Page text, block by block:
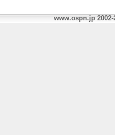
www.ospn.jp 2002-